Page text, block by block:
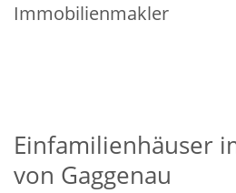
Immobilienmakler
Einfamilienhäuser
von Gaggenau